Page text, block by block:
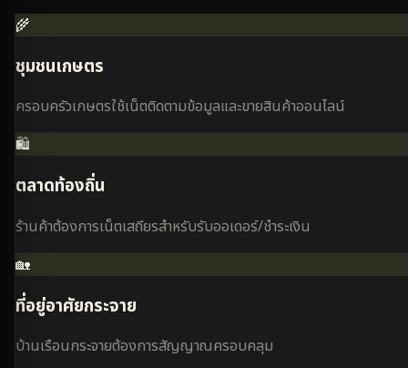
🌾
ชุมชนเกษตร
ครอบครัวเกษตรใช้เน็ตติดตามข้อมูลและขายสินค้าออนไลน์
🛍️
ตลาดท้องถิ่น
ร้านค้าต้องการเน็ตเสถียรสำหรับรับออเดอร์/ชำระเงิน
🏡
ที่อยู่อาศัยกระจาย
บ้านเรือนกระจายต้องการสัญญาณครอบคลุม